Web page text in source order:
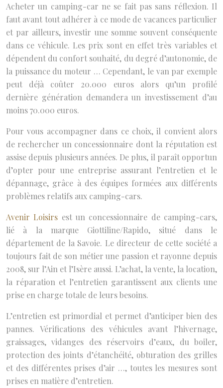
Acheter un camping-car ne se fait pas sans réflexion. Il
faut avant tout adhérer à ce mode de vacances particulier
et par ailleurs, investir une somme souvent conséquente
dans ce véhicule. Les prix sont en effet très variables et
dépendent du confort souhaité, du degré d’autonomie, de
la puissance du moteur … Cependant, le van par exemple
peut déjà coûter 20.000 euros alors qu’un profilé
dernière génération demandera un investissement d’au
moins 70.000 euros.
Pour vous accompagner dans ce choix, il convient alors
de rechercher un concessionnaire dont la réputation est
assise depuis plusieurs années. De plus, il paraît opportun
d’opter pour une entreprise assurant l’entretien et le
dépannage, grâce à des équipes formées aux différents
problèmes relatifs aux camping-cars.
Avenir Loisirs est un concessionnaire de camping-cars,
lié à la marque Giottiline/Rapido, situé dans le
département de la Savoie. Le directeur de cette société a
toujours fait de son métier une passion et rayonne depuis
2008, sur l’Ain et l’Isère aussi. L’achat, la vente, la location,
la réparation et l’entretien garantissent aux clients une
prise en charge totale de leurs besoins.
L’entretien est primordial et permet d’anticiper bien des
pannes. Vérifications des véhicules avant l’hivernage,
graissages, vidanges des réservoirs d’eaux, du boiler,
protection des joints d’étanchéité, obturation des grilles
et des différentes prises d’air …, toutes les mesures sont
prises en matière d’entretien.